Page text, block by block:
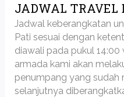
JADWAL TRAVEL
Jadwal keberangkatan
Pati sesuai dengan
diawali pada pukul
armada kami akan
penumpang yang sudah
selanjutnya